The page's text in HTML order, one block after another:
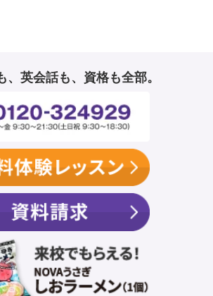
、英会話も、資格も全部。